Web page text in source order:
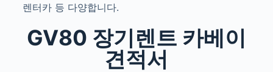
렌터카 등 다양합니다.
GV80 장기렌트 카베이
견적서